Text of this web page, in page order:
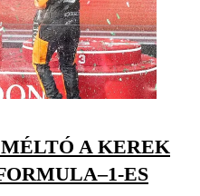
A KEREK
ES